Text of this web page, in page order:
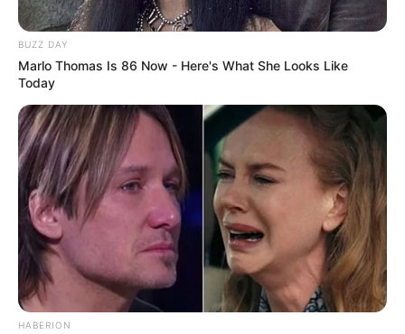
Langka Banget! 10 Pose Lucu
Katak yang Bikin Ketawa
Gemes
Ambyar! 10 Kalimat Baper
Pakai Bahasa Jawa Ini Bikin
Galau Abis
BUZZ DAY
Marlo Thomas Is 86 Now - Here's What She Looks Like
Today
HABERION